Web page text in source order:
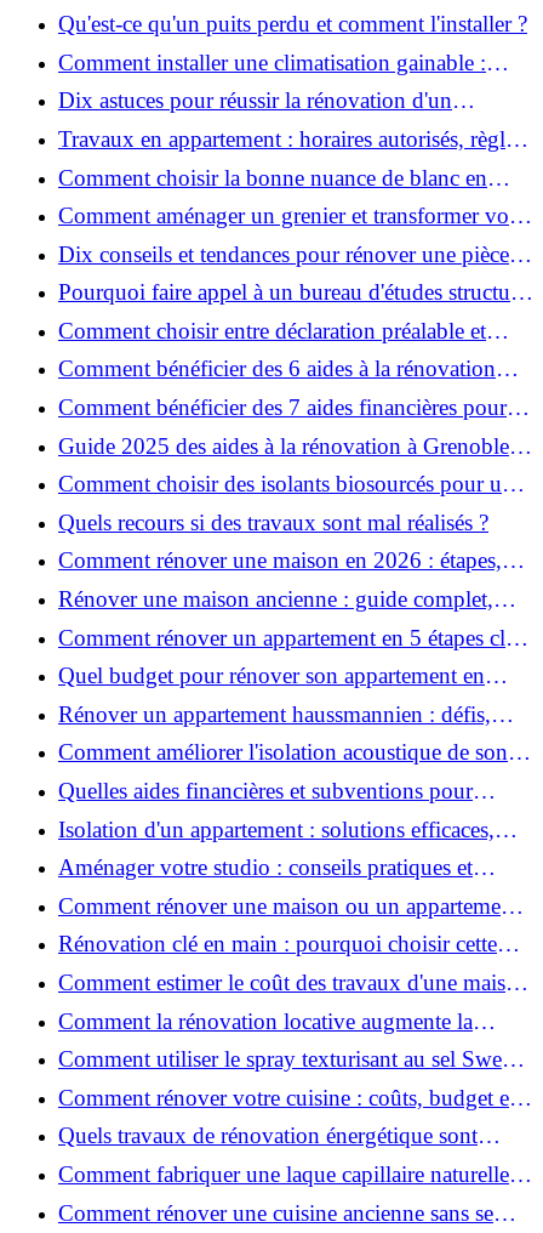
Qu'est-ce qu'un puits perdu et comment l'installer ?
Comment installer une climatisation gainable :
coût, étapes et conseils ?
Dix astuces pour réussir la rénovation d'un
appartement
Travaux en appartement : horaires autorisés, règles
et bonnes pratiques
Comment choisir la bonne nuance de blanc en
décoration et éviter les pièges ?
Comment aménager un grenier et transformer vos
combles en espace habitable ?
Dix conseils et tendances pour rénover une pièce
de la maison
Pourquoi faire appel à un bureau d'études structure
pour garantir la sécurité de vos rénovations ?
Comment choisir entre déclaration préalable et
permis de construire pour vos travaux ?
Comment bénéficier des 6 aides à la rénovation
énergétique à Grenoble ?
Comment bénéficier des 7 aides financières pour la
rénovation énergétique à Voiron ?
Guide 2025 des aides à la rénovation à Grenoble et
Voiron : MaPrimeRénov’, CEE, aides locales
Comment choisir des isolants biosourcés pour une
rénovation écologique ?
Quels recours si des travaux sont mal réalisés ?
Comment rénover une maison en 2026 : étapes,
coûts et conseils ?
Rénover une maison ancienne : guide complet,
étapes, budget et astuces
Comment rénover un appartement en 5 étapes clés
?
Quel budget pour rénover son appartement en
2026 ?
Rénover un appartement haussmannien : défis,
conseils pratiques et estimation des prix
Comment améliorer l'isolation acoustique de son
appartement ?
Quelles aides financières et subventions pour
rénover votre appartement en 2026 ?
Isolation d'un appartement : solutions efficaces,
prix et conseils
Aménager votre studio : conseils pratiques et
erreurs à éviter
Comment rénover une maison ou un appartement
avec 50 000 € : budget, étapes et astuces ?
Rénovation clé en main : pourquoi choisir cette
solution et à quoi faire attention ?
Comment estimer le coût des travaux d'une maison
?
Comment la rénovation locative augmente la
rentabilité de votre parc immobilier ?
Comment utiliser le spray texturisant au sel Sweet
Salt pour des cheveux effet plage ?
Comment rénover votre cuisine : coûts, budget et
astuces bois ?
Quels travaux de rénovation énergétique sont
éligibles à MaPrimeRénov' ?
Comment fabriquer une laque capillaire naturelle
maison ?
Comment rénover une cuisine ancienne sans se